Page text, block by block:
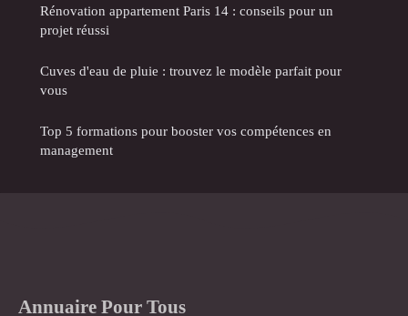
Rénovation appartement Paris 14 : conseils pour un
projet réussi
Cuves d'eau de pluie : trouvez le modèle parfait pour
vous
Top 5 formations pour booster vos compétences en
management
Annuaire Pour Tous